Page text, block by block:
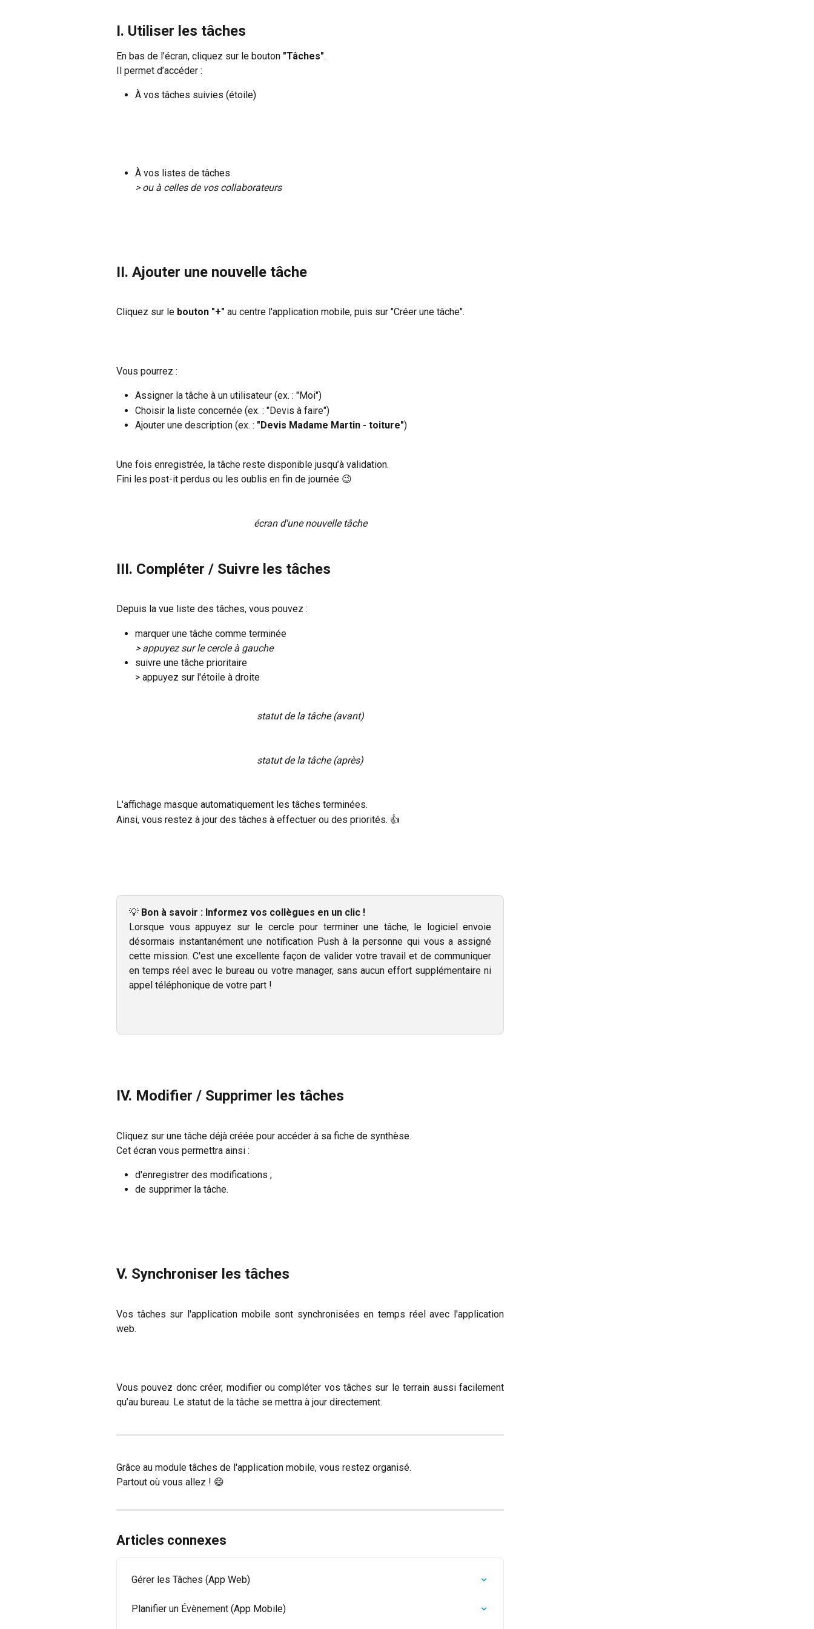
I. Utiliser les tâches
En bas de l’écran, cliquez sur le bouton "Tâches".
Il permet d’accéder :
À vos tâches suivies (étoile)
À vos listes de tâches
> ou à celles de vos collaborateurs
II. Ajouter une nouvelle tâche
Cliquez sur le bouton "+" au centre l'application mobile, puis sur "Créer une tâche".
Vous pourrez :
Assigner la tâche à un utilisateur (ex. : "Moi")
Choisir la liste concernée (ex. : "Devis à faire")
Ajouter une description (ex. : "Devis Madame Martin - toiture")
Une fois enregistrée, la tâche reste disponible jusqu’à validation.
Fini les post-it perdus ou les oublis en fin de journée 😉
écran d'une nouvelle tâche
III. Compléter / Suivre les tâches
Depuis la vue liste des tâches, vous pouvez :
marquer une tâche comme terminée
> appuyez sur le cercle à gauche
suivre une tâche prioritaire
> appuyez sur l'étoile à droite
statut de la tâche (avant)
statut de la tâche (après)
L'affichage masque automatiquement les tâches terminées.
Ainsi, vous restez à jour des tâches à effectuer ou des priorités. 👍
💡 Bon à savoir : Informez vos collègues en un clic !
Lorsque vous appuyez sur le cercle pour terminer une tâche, le logiciel envoie
désormais instantanément une notification Push à la personne qui vous a assigné
cette mission. C'est une excellente façon de valider votre travail et de communiquer
en temps réel avec le bureau ou votre manager, sans aucun effort supplémentaire ni
appel téléphonique de votre part !
IV. Modifier / Supprimer les tâches
Cliquez sur une tâche déjà créée pour accéder à sa fiche de synthèse.
Cet écran vous permettra ainsi :
d'enregistrer des modifications ;
de supprimer la tâche.
V. Synchroniser les tâches
Vos tâches sur l'application mobile sont synchronisées en temps réel avec l'application
web.
Vous pouvez donc créer, modifier ou compléter vos tâches sur le terrain aussi facilement
qu’au bureau. Le statut de la tâche se mettra à jour directement.
Grâce au module tâches de l'application mobile, vous restez organisé.
Partout où vous allez ! 😄
Articles connexes
Gérer les Tâches (App Web)
Planifier un Évènement (App Mobile)